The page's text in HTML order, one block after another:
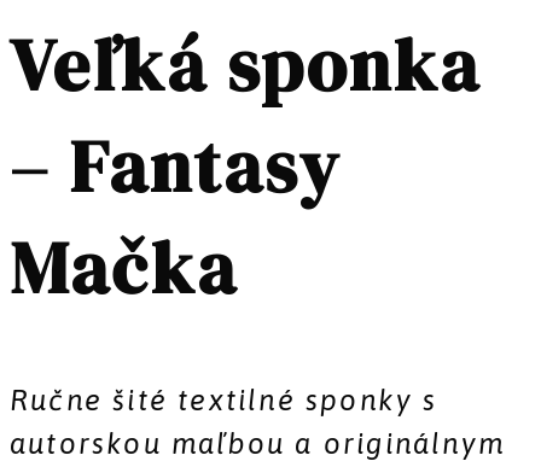
Veľká sponka
– Fantasy
Mačka
Ručne šité textilné sponky s
autorskou maľbou a originálnym